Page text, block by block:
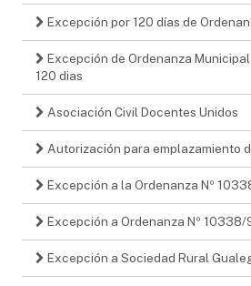
Excepción por 120 días de
Excepción de Ordenanza
120 dias
Asociación Civil Docentes Unidos
Autorización para emplazamiento
Excepción a la Ordenanza Nº
Excepción a Ordenanza Nº 10338/
Excepción a Sociedad Rural